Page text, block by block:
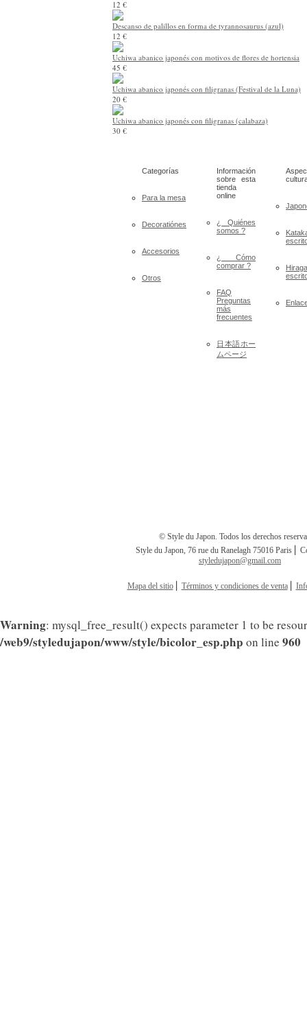
12 €
Descanso de palillos en forma de tyrannosaurus (azul)
12 €
Uchiwa abanico japonés con motivos de flores de hortensia
45 €
Uchiwa abanico japonés con filigranas (Festival de la Luna)
20 €
Uchiwa abanico japonés con filigranas (calabaza)
30 €
Categorías
Para la mesa
Decoratiónes
Accesorios
Otros
Información
sobre esta
tienda
online
¿ Quiénes
somos ?
¿ Cómo
comprar ?
FAQ
Preguntas
más
frecuentes
日本語ホー
ムページ
© Style du Japon. Todos los derechos
Style du Japon, 76 rue du Ranelagh 75016 Paris ⎢
styledujapon@gmail.com
Mapa del sitio⎢ Términos y condiciones de venta⎢
Warning: mysql_free_result() expects parameter 1 to be
/web9/styledujapon/www/style/bicolor_esp.php on line 960